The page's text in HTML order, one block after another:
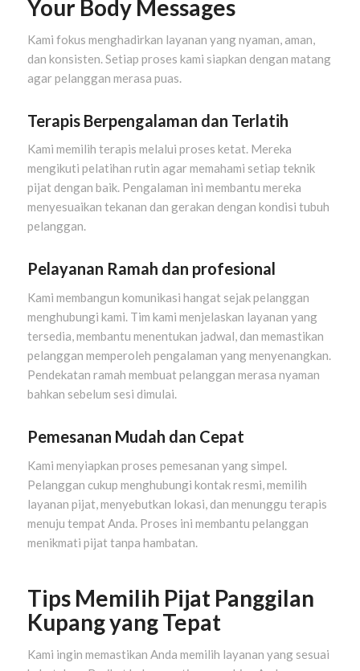
Your Body Messages
Kami fokus menghadirkan layanan yang nyaman, aman,
dan konsisten. Setiap proses kami siapkan dengan matang
agar pelanggan merasa puas.
Terapis Berpengalaman dan Terlatih
Kami memilih terapis melalui proses ketat. Mereka
mengikuti pelatihan rutin agar memahami setiap teknik
pijat dengan baik. Pengalaman ini membantu mereka
menyesuaikan tekanan dan gerakan dengan kondisi tubuh
pelanggan.
Pelayanan Ramah dan profesional
Kami membangun komunikasi hangat sejak pelanggan
menghubungi kami. Tim kami menjelaskan layanan yang
tersedia, membantu menentukan jadwal, dan memastikan
pelanggan memperoleh pengalaman yang menyenangkan.
Pendekatan ramah membuat pelanggan merasa nyaman
bahkan sebelum sesi dimulai.
Pemesanan Mudah dan Cepat
Kami menyiapkan proses pemesanan yang simpel.
Pelanggan cukup menghubungi kontak resmi, memilih
layanan pijat, menyebutkan lokasi, dan menunggu terapis
menuju tempat Anda. Proses ini membantu pelanggan
menikmati pijat tanpa hambatan.
Tips Memilih Pijat Panggilan
Kupang yang Tepat
Kami ingin memastikan Anda memilih layanan yang sesuai